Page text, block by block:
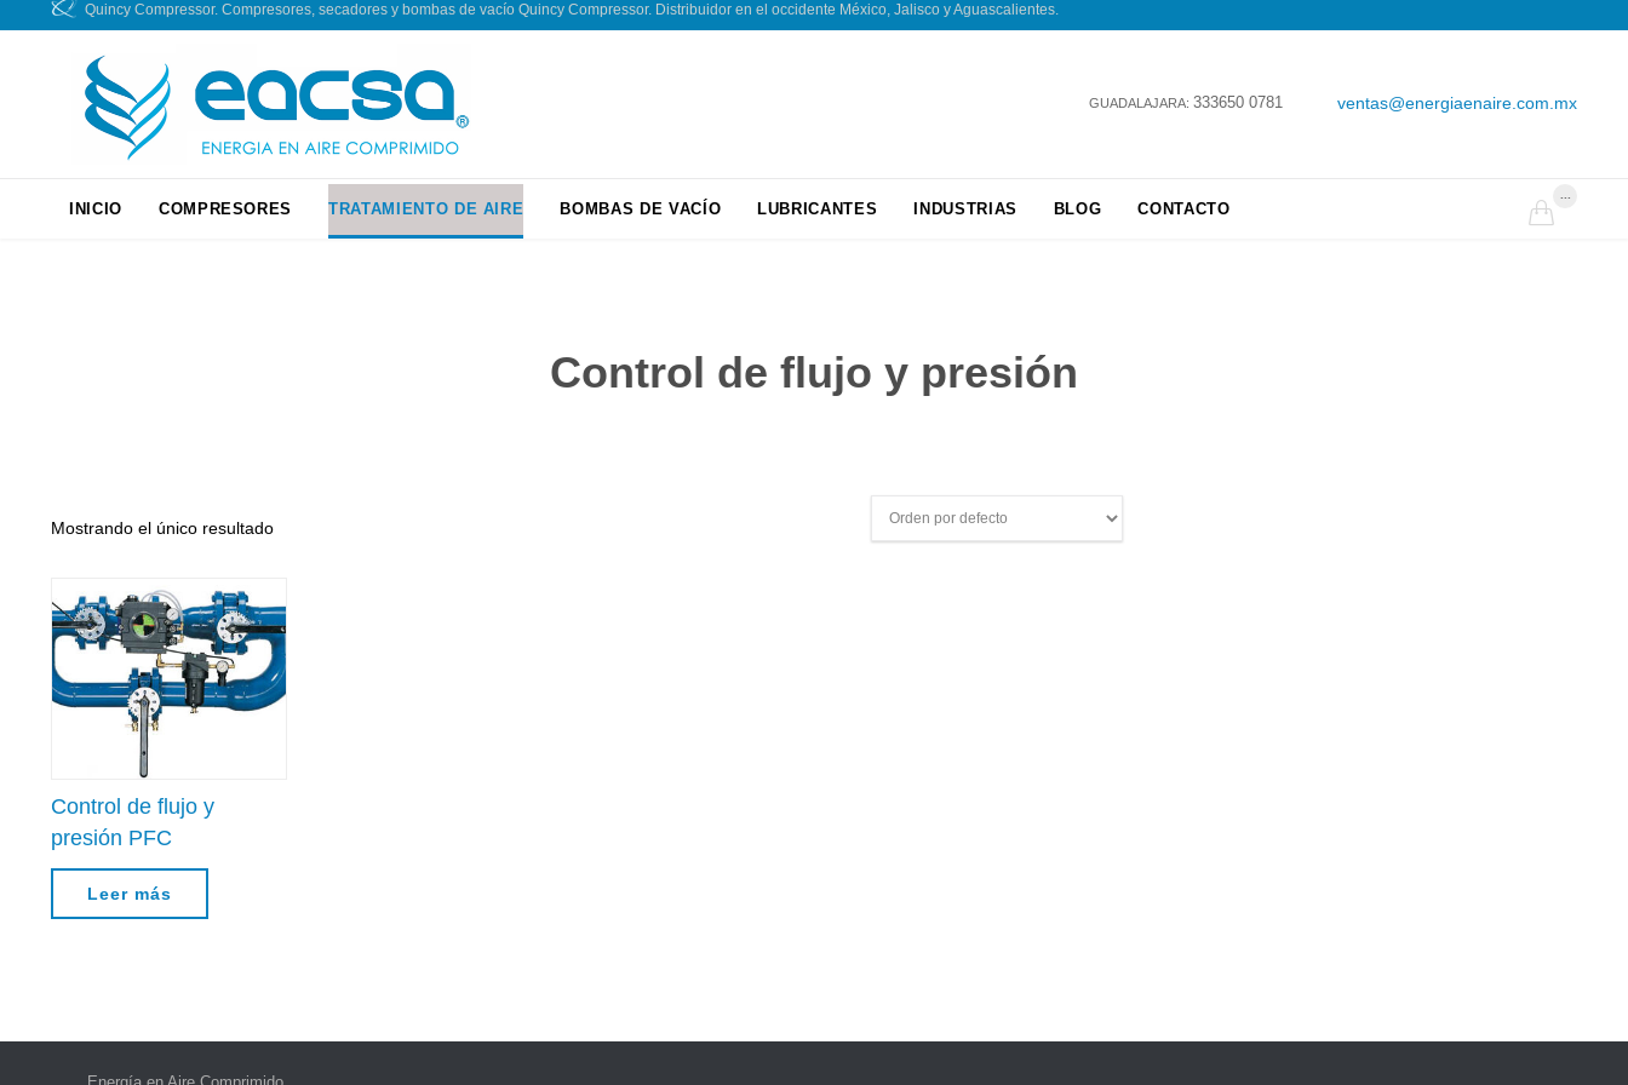
Quincy Compressor. Compresores, secadores y bombas de vacío Quincy Compressor. Distribuidor en el occidente México, Jalisco y Aguascalientes.
GUADALAJARA: 333650 0781 ventas@energiaenaire.com.mx
to
INICIO COMPRESORES TRATAMIENTO DE AIRE BOMBAS DE VACÍO LUBRICANTES INDUSTRIAS BLOG CONTACTO 
Control de flujo y presión
Mostrando el único resultado
Control de flujo y
presión PFC
Leer más